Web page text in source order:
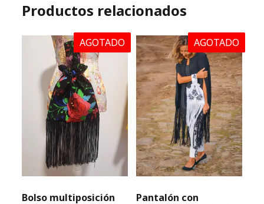
Productos relacionados
AGOTADO
Bolso multiposición
AGOTADO
Pantalón con